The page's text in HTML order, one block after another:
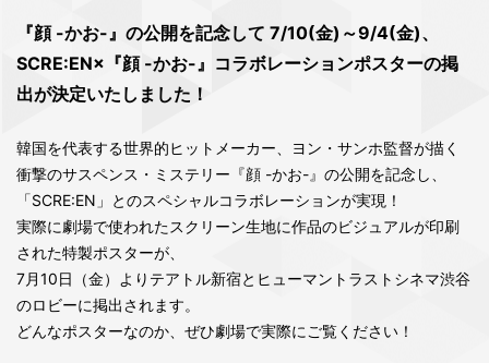
『顔 -かお-』の公開を記念して 7/10(金)～9/4(金)、
SCRE:EN×『顔 -かお-』コラボレーションポスターの掲
出が決定いたしました！
韓国を代表する世界的ヒットメーカー、ヨン・サンホ監督が描く
衝撃のサスペンス・ミステリー『顔 -かお-』の公開を記念し、
「SCRE:EN」とのスペシャルコラボレーションが実現！
実際に劇場で使われたスクリーン生地に作品のビジュアルが印刷
された特製ポスターが、
7月10日（金）よりテアトル新宿とヒューマントラストシネマ渋谷
のロビーに掲出されます。
どんなポスターなのか、ぜひ劇場で実際にご覧ください！